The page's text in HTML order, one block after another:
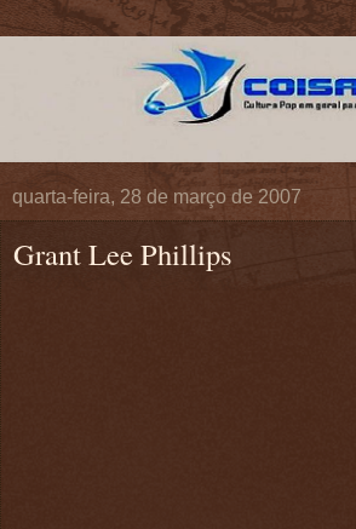
quarta-feira, 28 de março de 2007
Grant Lee Phillips